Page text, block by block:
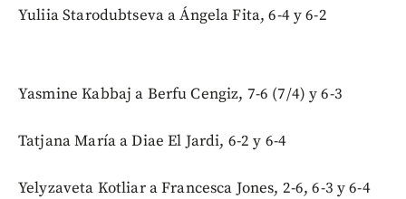
Yuliia Starodubtseva a Ángela Fita, 6-4 y 6-2
Yasmine Kabbaj a Berfu Cengiz, 7-6 (7/4) y 6-3
Tatjana María a Diae El Jardi, 6-2 y 6-4
Yelyzaveta Kotliar a Francesca Jones, 2-6, 6-3 y 6-4